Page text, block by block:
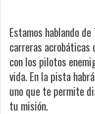
Estamos hablando
carreras acrobáticas
con los pilotos
vida. En la pista
uno que te permite
tu misión.